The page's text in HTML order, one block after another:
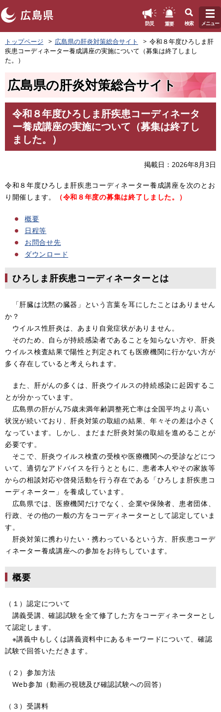
ペ
ー
ジ
の
防災 重要 検索 メニュー
トップページ 広島県の肝炎対策総合サイト
令和８年度ひろしま肝
疾患コーディネーター養成講座の実施について（募集は終了しまし
た。）
広島県の肝炎対策総合サイト
令和８年度ひろしま肝疾患コーディネータ
ー養成講座の実施について（募集は終了し
ました。）
掲載日 2026年8月3日
令和８年度ひろしま肝疾患コーディネーター養成講座を次のとお
り開催します。
（令和８年度の募集は終了しました。）
概要
日程等
お問合せ先
ダウンロード
ひろしま肝疾患コーディネーターとは
「肝臓は沈黙の臓器」という言葉を耳にしたことはありません
か？
ウイルス性肝炎は、あまり自覚症状がありません。
そのため、自らが持続感染者であることを知らない方や、肝炎
ウイルス検査結果で陽性と判定されても医療機関に行かない方が
多く存在していると考えられます。
また、肝がんの多くは、肝炎ウイルスの持続感染に起因するこ
とが分かっています。
広島県の肝がん75歳未満年齢調整死亡率は全国平均より高い
状況が続いており、肝炎対策の取組の結果、年々その差は小さく
なっています。しかし、まだまだ肝炎対策の取組を進めることが
必要です。
そこで、肝炎ウイルス検査の受検や医療機関への受診などにつ
いて、適切なアドバイスを行うとともに、患者本人やその家族等
からの相談対応や啓発活動を行う存在である「ひろしま肝疾患コ
ーディネーター」を養成しています。
広島県では、医療機関だけでなく、企業や保険者、患者団体、
行政、その他の一般の方をコーディネーターとして認定していま
す。
肝炎対策に携わりたい・携わっているという方、肝疾患コーデ
ィネーター養成講座への参加をお待ちしています。
概要
（１）認定について
講義受講、確認試験を全て修了した方をコーディネーターとし
て認定します。
※講義中もしくは講義資料中にあるキーワードについて、確認
試験で回答いただきます。
（２）参加方法
Web参加（動画の視聴及び確認試験への回答）
（３）受講料